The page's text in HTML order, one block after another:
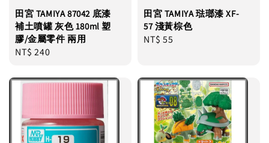
田宮 TAMIYA 87042 底漆
補土噴罐 灰色 180ml 塑
膠/金屬零件 兩用
Regular
NT$ 240
田宮 TAMIYA 琺瑯漆 XF-
57 淺黃棕色
Regular
NT$ 55